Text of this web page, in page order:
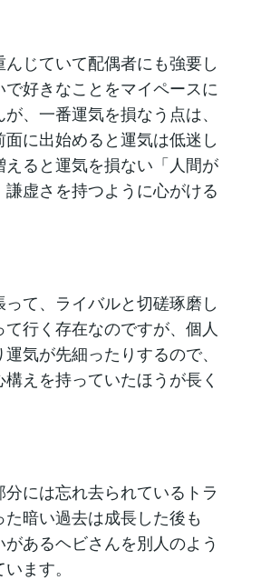
じていて配偶者にも強要し
好きなことをマイペースに
、一番運気を損なう点は、
に出始めると運気は低迷し
ると運気を損ない「人間が
虚さを持つように心がける
て、ライバルと切磋琢磨し
行く存在なのですが、個人
気が先細ったりするので、
えを持っていたほうが長く
には忘れ去られているトラ
暗い過去は成長した後も
あるヘビさんを別人のよう
ます。